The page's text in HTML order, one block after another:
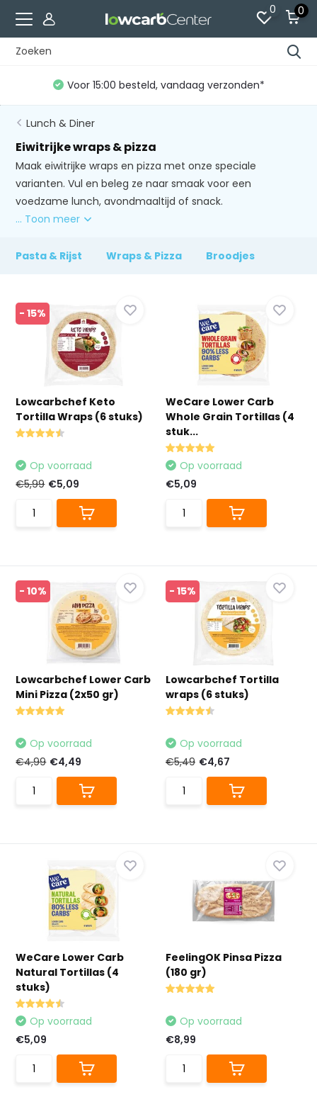
0 0
Voor 15:00 besteld, vandaag verzonden*
Lunch & Diner
Eiwitrijke wraps & pizza
Maak eiwitrijke wraps en pizza met onze speciale
varianten. Vul en beleg ze naar smaak voor een
voedzame lunch, avondmaaltijd of snack.
... Toon meer
Pasta & Rijst Wraps & Pizza Broodjes
- 15%
Lowcarbchef Keto
Tortilla Wraps (6 stuks)
Op voorraad
€5,99 €5,09
WeCare Lower Carb
Whole Grain Tortillas (4
stuk...
Op voorraad
€5,09
- 10%
Lowcarbchef Lower Carb
Mini Pizza (2x50 gr)
Op voorraad
€4,99 €4,49
- 15%
Lowcarbchef Tortilla
wraps (6 stuks)
Op voorraad
€5,49 €4,67
WeCare Lower Carb
Natural Tortillas (4
stuks)
Op voorraad
€5,09
FeelingOK Pinsa Pizza
(180 gr)
Op voorraad
€8,99